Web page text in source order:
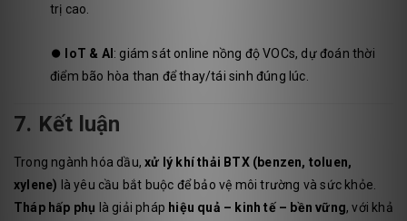
trị cao.
⏺️ IoT & AI : giám sát online nồng độ VOCs, dự đoán thời
điểm bão hòa than để thay/tái sinh đúng lúc.
7. Kết luận
Trong ngành hóa dầu,xử lý khí thải BTX (benzen, toluen,
xylene) là yêu cầu bắt buộc để bảo vệ môi trường và sức khỏe.
Tháp hấp phụ là giải pháp hiệu quả – kinh tế – bền vững, với khả